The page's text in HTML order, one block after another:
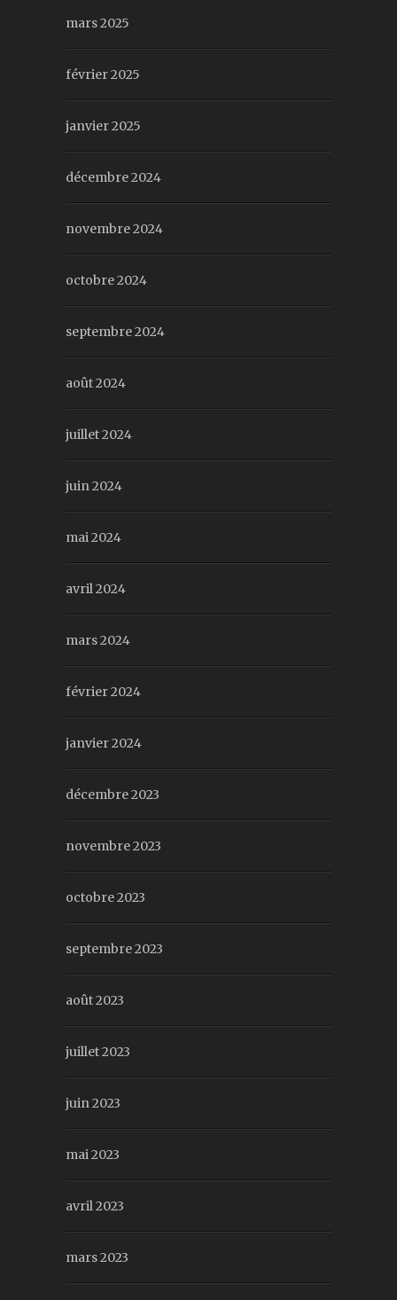
mars 2025
février 2025
janvier 2025
décembre 2024
novembre 2024
octobre 2024
septembre 2024
août 2024
juillet 2024
juin 2024
mai 2024
avril 2024
mars 2024
février 2024
janvier 2024
décembre 2023
novembre 2023
octobre 2023
septembre 2023
août 2023
juillet 2023
juin 2023
mai 2023
avril 2023
mars 2023